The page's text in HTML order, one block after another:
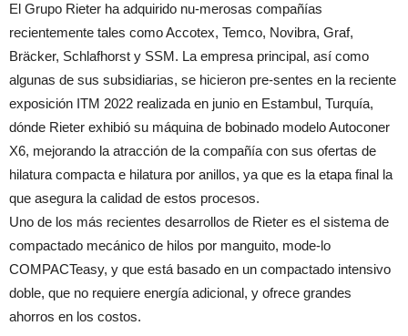
El Grupo Rieter ha adquirido nu-merosas compañías
recientemente tales como Accotex, Temco, Novibra, Graf,
Bräcker, Schlafhorst y SSM. La empresa principal, así como
algunas de sus subsidiarias, se hicieron pre-sentes en la reciente
exposición ITM 2022 realizada en junio en Estambul, Turquía,
dónde Rieter exhibió su máquina de bobinado modelo Autoconer
X6, mejorando la atracción de la compañía con sus ofertas de
hilatura compacta e hilatura por anillos, ya que es la etapa final la
que asegura la calidad de estos procesos.
Uno de los más recientes desarrollos de Rieter es el sistema de
compactado mecánico de hilos por manguito, mode-lo
COMPACTeasy, y que está basado en un compactado intensivo
doble, que no requiere energía adicional, y ofrece grandes
ahorros en los costos.